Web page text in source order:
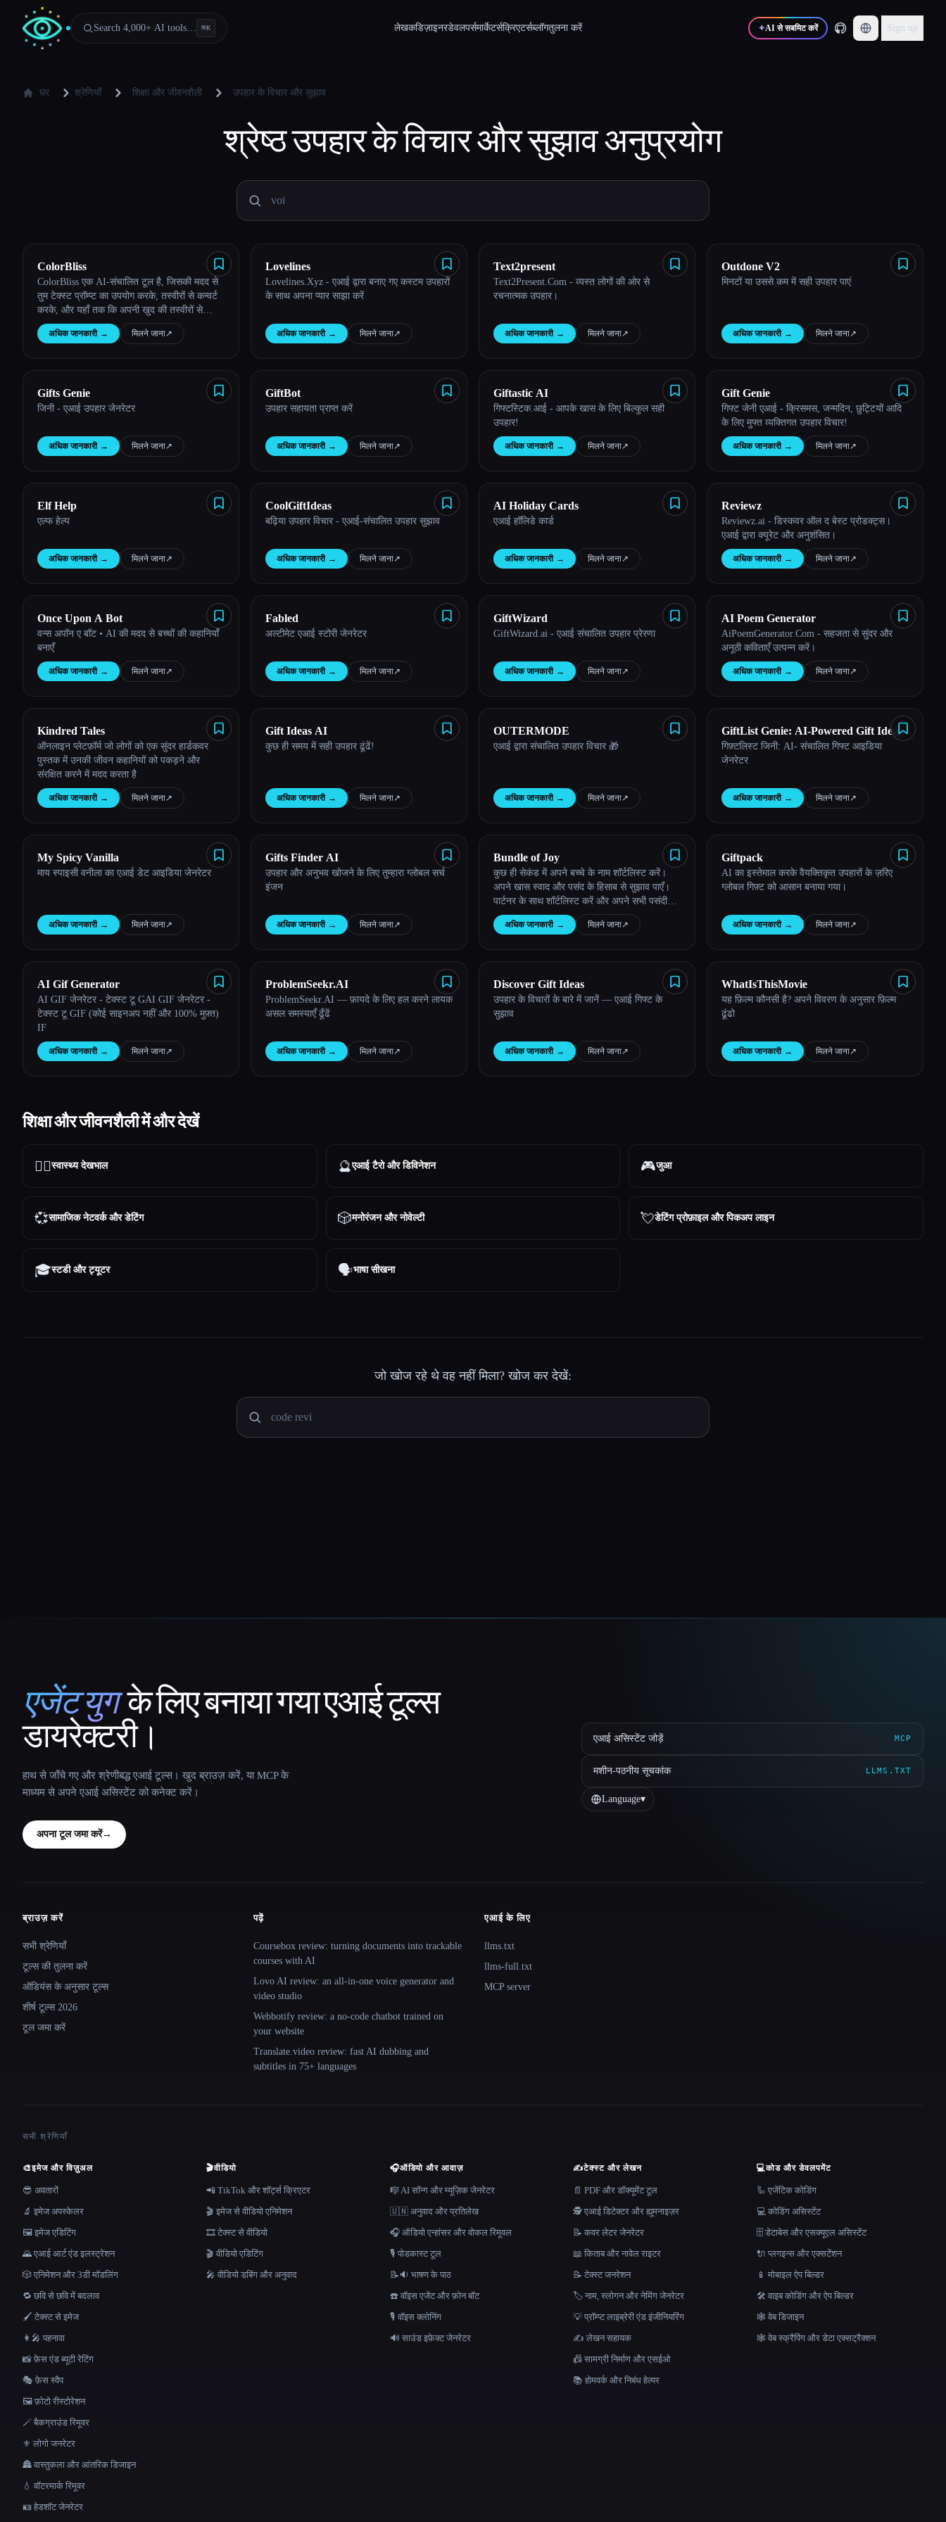
Search 4,000+ AI tools… ⌘K लेखकडिज़ाइनरडेवलपर्समार्केटर्सक्रिएटर्सब्लॉगतुलना करें ✦AI से सबमिट करें Sign up
घर श्रेणियाँ शिक्षा और जीवनशैली उपहार के विचार और सुझाव
श्रेष्ठउपहार के विचार और सुझावअनुप्रयोग
ColorBliss
ColorBliss एक AI-संचालित टूल है, जिसकी मदद से
तुम टेक्स्ट प्रॉम्प्ट का उपयोग करके, तस्वीरों से कन्वर्ट
करके, और यहाँ तक कि अपनी खुद की तस्वीरों से
यूनिक कस्टम कलरिंग शीट बना सकते हैं, सहेज सकते
हैं और प्रिंट कर सकते हैं।
अधिक जानकारी → मिलने जाना↗︎
Lovelines
Lovelines.Xyz - एआई द्वारा बनाए गए कस्टम उपहारों
के साथ अपना प्यार साझा करें
अधिक जानकारी → मिलने जाना↗︎
Text2present
Text2Present.Com - व्यस्त लोगों की ओर से
रचनात्मक उपहार।
अधिक जानकारी → मिलने जाना↗︎
Outdone V2
मिनटों या उससे कम में सही उपहार पाएं
अधिक जानकारी → मिलने जाना↗︎
Gifts Genie
जिनी - एआई उपहार जेनरेटर
अधिक जानकारी → मिलने जाना↗︎
GiftBot
उपहार सहायता प्राप्त करें
अधिक जानकारी → मिलने जाना↗︎
Giftastic AI
गिफ्टस्टिक.आई - आपके खास के लिए बिल्कुल सही
उपहार!
अधिक जानकारी → मिलने जाना↗︎
Gift Genie
गिफ्ट जेनी एआई - क्रिसमस, जन्मदिन, छुट्टियों आदि
के लिए मुफ्त व्यक्तिगत उपहार विचार!
अधिक जानकारी → मिलने जाना↗︎
Elf Help
एल्फ हेल्प
अधिक जानकारी → मिलने जाना↗︎
CoolGiftIdeas
बढ़िया उपहार विचार - एआई-संचालित उपहार सुझाव
अधिक जानकारी → मिलने जाना↗︎
AI Holiday Cards
एआई हॉलिडे कार्ड
अधिक जानकारी → मिलने जाना↗︎
Reviewz
Reviewz.ai - डिस्कवर ऑल द बेस्ट प्रोडक्ट्स।
एआई द्वारा क्यूरेट और अनुशंसित।
अधिक जानकारी → मिलने जाना↗︎
Once Upon A Bot
वन्स अपॉन ए बॉट • AI की मदद से बच्चों की कहानियाँ
बनाएँ
अधिक जानकारी → मिलने जाना↗︎
Fabled
अल्टीमेट एआई स्टोरी जेनरेटर
अधिक जानकारी → मिलने जाना↗︎
GiftWizard
GiftWizard.ai - एआई संचालित उपहार प्रेरणा
अधिक जानकारी → मिलने जाना↗︎
AI Poem Generator
AiPoemGenerator.Com - सहजता से सुंदर और
अनूठी कविताएँ उत्पन्न करें।
अधिक जानकारी → मिलने जाना↗︎
Kindred Tales
ऑनलाइन प्लेटफ़ॉर्म जो लोगों को एक सुंदर हार्डकवर
पुस्तक में उनकी जीवन कहानियों को पकड़ने और
संरक्षित करने में मदद करता है
अधिक जानकारी → मिलने जाना↗︎
Gift Ideas AI
कुछ ही समय में सही उपहार ढूंढें!
अधिक जानकारी → मिलने जाना↗︎
OUTERMODE
एआई द्वारा संचालित उपहार विचार 🎁
अधिक जानकारी → मिलने जाना↗︎
GiftList Genie: AI-Powered Gift Ideas
Generator
गिफ़्टलिस्ट जिनी: AI- संचालित गिफ्ट आइडिया
जेनरेटर
अधिक जानकारी → मिलने जाना↗︎
My Spicy Vanilla
माय स्पाइसी वनीला का एआई डेट आइडिया जेनरेटर
अधिक जानकारी → मिलने जाना↗︎
Gifts Finder AI
उपहार और अनुभव खोजने के लिए तुम्हारा ग्लोबल सर्च
इंजन
अधिक जानकारी → मिलने जाना↗︎
Bundle of Joy
कुछ ही सेकंड में अपने बच्चे के नाम शॉर्टलिस्ट करें।
अपने खास स्वाद और पसंद के हिसाब से सुझाव पाएँ।
पार्टनर के साथ शॉर्टलिस्ट करें और अपने सभी पसंदीदा
नामों को 1 ही जगह मैनेज करें।
अधिक जानकारी → मिलने जाना↗︎
Giftpack
AI का इस्तेमाल करके वैयक्तिकृत उपहारों के ज़रिए
ग्लोबल गिफ़्ट को आसान बनाया गया।
अधिक जानकारी → मिलने जाना↗︎
AI Gif Generator
AI GIF जेनरेटर - टेक्स्ट टू GAI GIF जेनरेटर -
टेक्स्ट टू GIF (कोई साइनअप नहीं और 100% मुफ़्त)
IF
अधिक जानकारी → मिलने जाना↗︎
ProblemSeekr.AI
ProblemSeekr.AI — फ़ायदे के लिए हल करने लायक
असल समस्याएँ ढूँढें
अधिक जानकारी → मिलने जाना↗︎
Discover Gift Ideas
उपहार के विचारों के बारे में जानें — एआई गिफ्ट के
सुझाव
अधिक जानकारी → मिलने जाना↗︎
WhatIsThisMovie
यह फ़िल्म कौनसी है? अपने विवरण के अनुसार फ़िल्म
ढूंढो
अधिक जानकारी → मिलने जाना↗︎
शिक्षा और जीवनशैली में और देखें
👩‍⚕️स्वास्थ्य देखभाल 🔮एआई टैरो और डिविनेशन 🎮जुआ
💞सामाजिक नेटवर्क और डेटिंग 🎲मनोरंजन और नोवेल्टी 💘डेटिंग प्रोफ़ाइल और पिकअप लाइन
🎓स्टडी और ट्यूटर 🗣️भाषा सीखना
जो खोज रहे थे वह नहीं मिला? खोज कर देखें:
That AI Collection
एजेंट युग के लिए बनाया गया एआई टूल्स
डायरेक्टरी।
हाथ से जाँचे गए और श्रेणीबद्ध एआई टूल्स। खुद ब्राउज़ करें, या MCP के
माध्यम से अपने एआई असिस्टेंट को कनेक्ट करें।
अपना टूल जमा करें→
एआई असिस्टेंट जोड़ें MCP
मशीन-पठनीय सूचकांक LLMS.TXT
Language▾
Site navigation
ब्राउज़ करें
सभी श्रेणियाँ
टूल्स की तुलना करें
ऑडियंस के अनुसार टूल्स
शीर्ष टूल्स 2026
टूल जमा करें
पढ़ें
Coursebox review: turning documents into trackable
courses with AI
Lovo AI review: an all-in-one voice generator and
video studio
Webbotify review: a no-code chatbot trained on
your website
Translate.video review: fast AI dubbing and
subtitles in 75+ languages
एआई के लिए
llms.txt
llms-full.txt
MCP server
सभी श्रेणियाँ
🎨इमेज और विज़ुअल
😎 अवतारों
🔬 इमेज अपस्केलर
🖼️ इमेज एडिटिंग
🌄 एआई आर्ट एंड इलस्ट्रेशन
🎲 एनिमेशन और 3डी मॉडलिंग
🔁 छवि से छवि में बदलाव
🖌️ टेक्स्ट से इमेज
👩‍🎤 पहनावा
📸 फ़ेस एंड ब्यूटी रेटिंग
🎭 फ़ेस स्वैप
🖼️ फ़ोटो रीस्टोरेशन
🪄 बैकग्राउंड रिमूवर
⚜️ लोगो जनरेटर
🏯 वास्तुकला और आंतरिक डिजाइन
💧 वॉटरमार्क रिमूवर
🪪 हेडशॉट जेनरेटर
🎬वीडियो
📲 TikTok और शॉर्ट्स क्रिएटर
🎬 इमेज से वीडियो एनिमेशन
🎞️ टेक्स्ट से वीडियो
🎬 वीडियो एडिटिंग
🎤 वीडियो डबिंग और अनुवाद
🎧ऑडियो और आवाज़
🎼 AI सॉन्ग और म्यूज़िक जेनरेटर
🇺🇳 अनुवाद और प्रतिलेख
🎧 ऑडियो एन्हांसर और वोकल रिमूवल
🎙️ पोडकास्ट टूल
📝🔉 भाषण के पाठ
☎️ वॉइस एजेंट और फ़ोन बॉट
🎙️ वॉइस क्लोनिंग
🔊 साउंड इफ़ेक्ट जेनरेटर
✍️टेक्स्ट और लेखन
📄 PDF और डॉक्यूमेंट टूल
🕵️ एआई डिटेक्टर और ह्यूमनाइज़र
📝 कवर लेटर जेनरेटर
📖 किताब और नावेल राइटर
📝 टेक्स्ट जनरेशन
🏷️ नाम, स्लोगन और नेमिंग जेनरेटर
💡 प्रॉम्प्ट लाइब्रेरी एंड इंजीनियरिंग
✍️ लेखन सहायक
📠 सामग्री निर्माण और एसईओ
📚 होमवर्क और निबंध हेल्पर
💻कोड और डेवलपमेंट
🦾 एजेंटिक कोडिंग
💻 कोडिंग असिस्टेंट
🗄️ डेटाबेस और एसक्यूएल असिस्टेंट
🔌 प्लगइन्स और एक्सटेंशन
📱 मोबाइल ऐप बिल्डर
🛠️ वाइब कोडिंग और ऐप बिल्डर
🕸 वेब डिजाइन
🕸️ वेब स्क्रैपिंग और डेटा एक्सट्रैक्शन